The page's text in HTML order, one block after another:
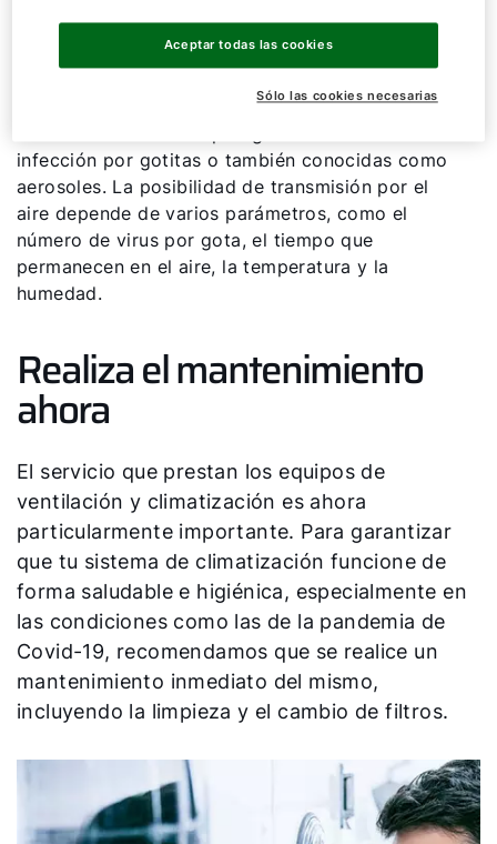
gustaría abordar brevemente los puntos
más importantes.
En principio, se puede establecer: la principal vía
infección por gotitas o también conocidas como
aerosoles. La posibilidad de transmisión por el
aire depende de varios parámetros, como el
número de virus por gota, el tiempo que
permanecen en el aire, la temperatura y la
humedad.
Realiza el mantenimiento
ahora
El servicio que prestan los equipos de
ventilación y climatización es ahora
particularmente importante. Para garantizar
que tu sistema de climatización funcione de
forma saludable e higiénica, especialmente en
las condiciones como las de la pandemia de
Covid-19, recomendamos que se realice un
mantenimiento inmediato del mismo,
incluyendo la limpieza y el cambio de filtros.
¡Hola!
¿Cómo podemos ayudarte?
Servicio al cliente
Herramientas
Important Links
Descargas
Servicio App
Sólo las cookies necesarias
Aceptar todas las cookies